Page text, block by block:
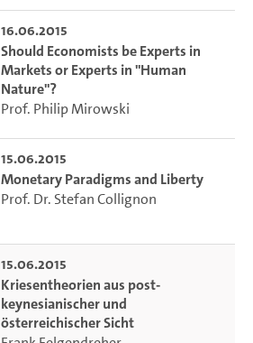
16.06.2015
Should Economists be Experts in
Markets or Experts in "Human
Nature"?
Prof. Philip Mirowski
15.06.2015
Monetary Paradigms and Liberty
Prof. Dr. Stefan Collignon
15.06.2015
Kriesentheorien aus post-
keynesianischer und
österreichischer Sicht